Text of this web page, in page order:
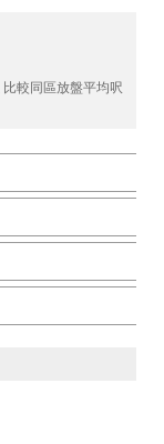
比較同區放盤平均呎